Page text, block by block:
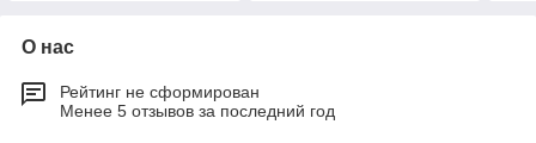
О нас
Рейтинг не сформирован
Менее 5 отзывов за последний год